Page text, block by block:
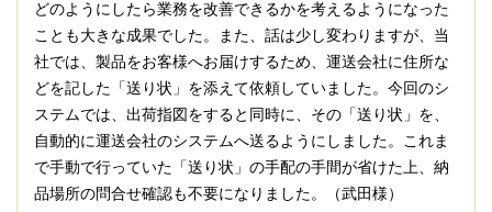
どのようにしたら業務を改善できるかを考えるようになった
ことも大きな成果でした。また、話は少し変わりますが、当
社では、製品をお客様へお届けするため、運送会社に住所な
どを記した「送り状」を添えて依頼していました。今回のシ
ステムでは、出荷指図をすると同時に、その「送り状」を、
自動的に運送会社のシステムへ送るようにしました。これま
で手動で行っていた「送り状」の手配の手間が省けた上、納
品場所の問合せ確認も不要になりました。（武田様）